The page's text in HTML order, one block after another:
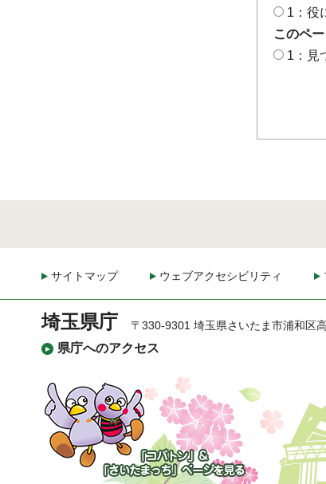
1：役
このペ
1：見
サイトマップ ウェブアクセシビリティ
埼玉県庁
県庁へのアクセス
〒330-9301 埼玉県さいたま市浦和区
「コバトン」&「さいた
まっち」